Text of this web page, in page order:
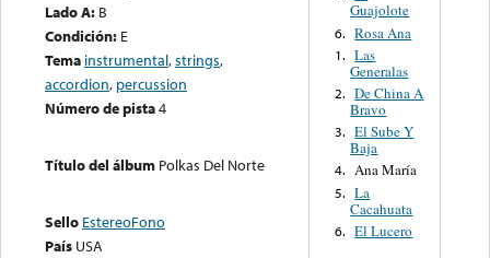
Lado A: B
Condición: E
Tema instrumental,strings,
accordion, percussion
Número de pista4
Título del álbum Polkas Del Norte
Sello EstereoFono
País USA
Guajolote
6. Rosa Ana
1. Las
Generalas
2. De China A
Bravo
3. El Sube Y
Baja
4. Ana María
5. La
Cacahuata
6. El Lucero